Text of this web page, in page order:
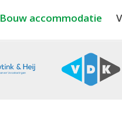
Bouw accommodatie